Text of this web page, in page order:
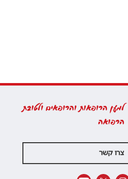
למען הרופאות והרופאים ולטובת
הרפואה
צרו קשר